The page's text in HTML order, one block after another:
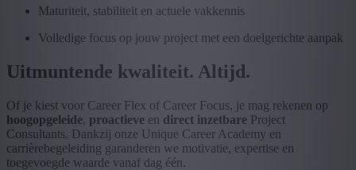
Maturiteit, stabiliteit en actuele vakkennis
Volledige focus op jouw project met een doelgerichte aanpak
Uitmuntende kwaliteit. Altijd.
Of je kiest voor Career Flex of Career Focus, je mag rekenen op
hoogopgeleide, proactieve en direct inzetbare Project
Consultants. Dankzij onze Unique Career Academy en
carrièrebegeleiding garanderen we motivatie, expertise en
toegevoegde waarde vanaf dag één.